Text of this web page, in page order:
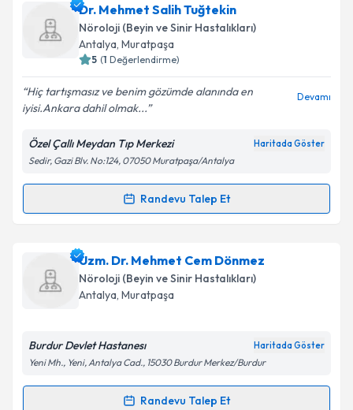
Takvim Talebini Gönder
Uzm. Dr. Safa Özkızıltaniçin randevu takvimi talebi
oluşturun. Size bu uzmandan randevu almanız için bir
takvim hazırlandığında e-posta ile bilgilendireceğiz.
Kişisel verilerimin işlenmesine ilişkin
Aydınlatma
Metni'ni okudum ve kişisel verilerimin belirtilen
kapsamda işlenmesini kabul ediyorum.
Dr. Mehmet Salih Tuğtekin
Nöroloji (Beyin ve Sinir Hastalıkları)
Antalya, Muratpaşa
5 (1 Değerlendirme)
Hiç tartışmasız ve benim gözümde alanında en
iyisi.Ankara dahil olmak...
Devamı
Özel Çallı Meydan Tıp Merkezi Haritada Göster
Sedir, Gazi Blv. No:124, 07050 Muratpaşa/Antalya
Randevu Talep Et
Randevu Takvimi Talebi
Dr. Mehmet Salih Tuğtekiniçin randevu takvimi
talebi oluşturun. Size bu uzmandan randevu almanız
için bir takvim hazırlandığında e-posta ile
bilgilendireceğiz.
Uzm. Dr. Mehmet Cem Dönmez
Nöroloji (Beyin ve Sinir Hastalıkları)
Antalya, Muratpaşa
Burdur Devlet Hastanesı Haritada Göster
Yeni Mh., Yeni, Antalya Cad., 15030 Burdur Merkez/Burdur
Randevu Talep Et